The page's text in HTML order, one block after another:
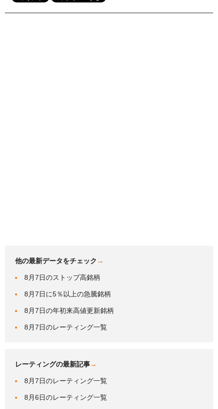
他の最新データをチェック →
8月7日のストップ高銘柄
8月7日に5％以上の急騰銘柄
8月7日の年初来高値更新銘柄
8月7日のレーティング一覧
レーティングの最新記事→
8月7日のレーティング一覧
8月6日のレーティング一覧